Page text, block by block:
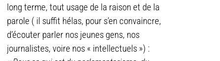
long terme, tout usage de la raison et de la
parole ( il suffit hélas, pour s’en convaincre,
d’écouter parler nos jeunes gens, nos
journalistes, voire nos « intellectuels ») :